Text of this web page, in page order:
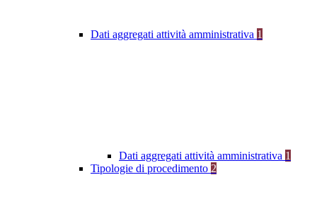
Dati aggregati attività amministrativa 1
Dati aggregati attività amministrativa 1
Tipologie di procedimento 2